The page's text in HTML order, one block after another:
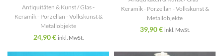
Antiquitäten & Kunst / Glas -
Keramik - Porzellan - Volkskunst &
Metallobjekte
24,90€ inkl. MwSt.
Keramik - Porzellan - Volkskunst &
Metallobjekte
39,90€ inkl. MwSt.